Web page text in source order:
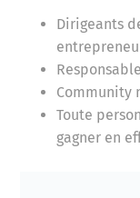
Dirigeants
Community
Toute
gagner en